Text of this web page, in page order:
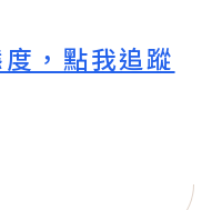
，點我追蹤